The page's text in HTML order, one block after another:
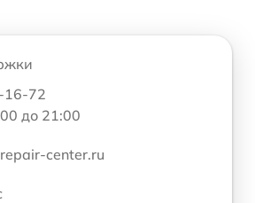
16-72
до 21:00
center.ru